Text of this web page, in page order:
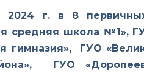
г. в 8
средняя школа №1»,
гимназия», ГУО
ГУО